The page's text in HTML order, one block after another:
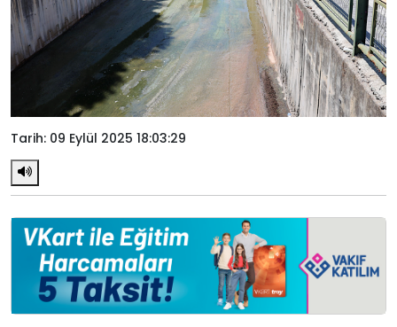
Tarih: 09 Eylül 2025 18:03:29